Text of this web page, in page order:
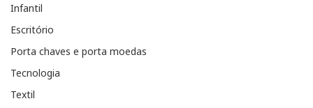
Infantil
Escritório
Porta chaves e porta moedas
Tecnologia
Textil